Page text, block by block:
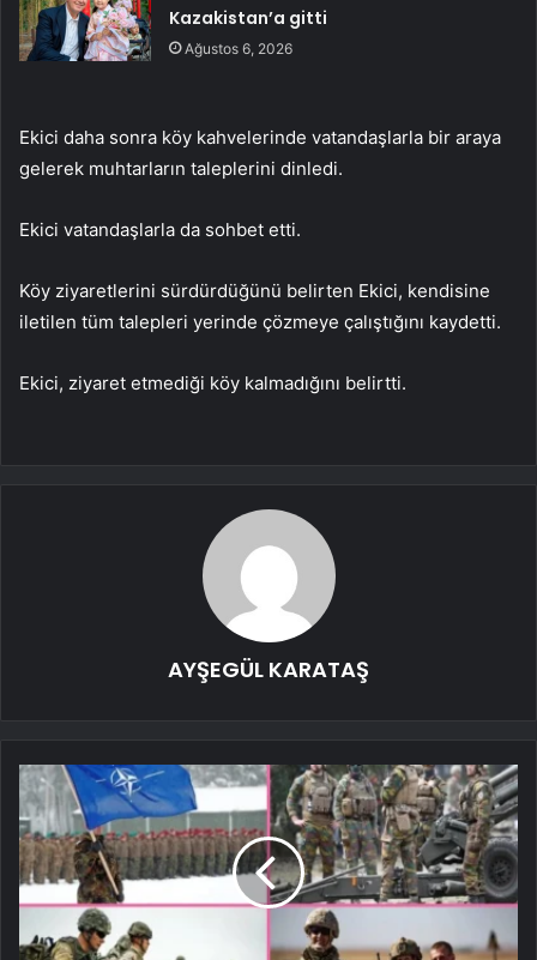
Kazakistan’a gitti
Ağustos 6, 2026
Ekici daha sonra köy kahvelerinde vatandaşlarla bir araya
gelerek muhtarların taleplerini dinledi.
Ekici vatandaşlarla da sohbet etti.
Köy ziyaretlerini sürdürdüğünü belirten Ekici, kendisine
iletilen tüm talepleri yerinde çözmeye çalıştığını kaydetti.
Ekici, ziyaret etmediği köy kalmadığını belirtti.
AYŞEGÜL KARATAŞ